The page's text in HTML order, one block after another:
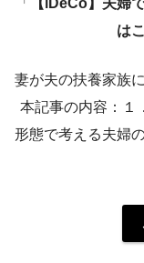
は
妻が夫の扶養家族
本記事の内容：１
形態で考える夫婦